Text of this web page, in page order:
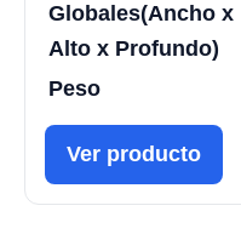
Globales(Ancho x
Alto x Profundo)
Peso
Ver producto